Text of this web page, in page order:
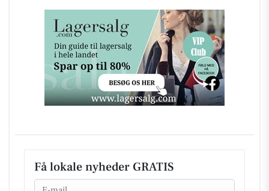
Få lokale nyheder GRATIS
Email